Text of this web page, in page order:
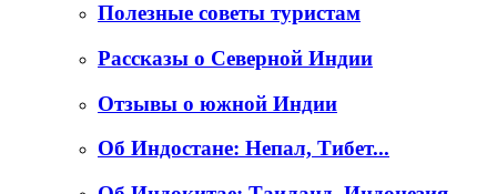
Полезные советы туристам
Рассказы о Северной Индии
Отзывы о южной Индии
Об Индостане: Непал, Тибет...